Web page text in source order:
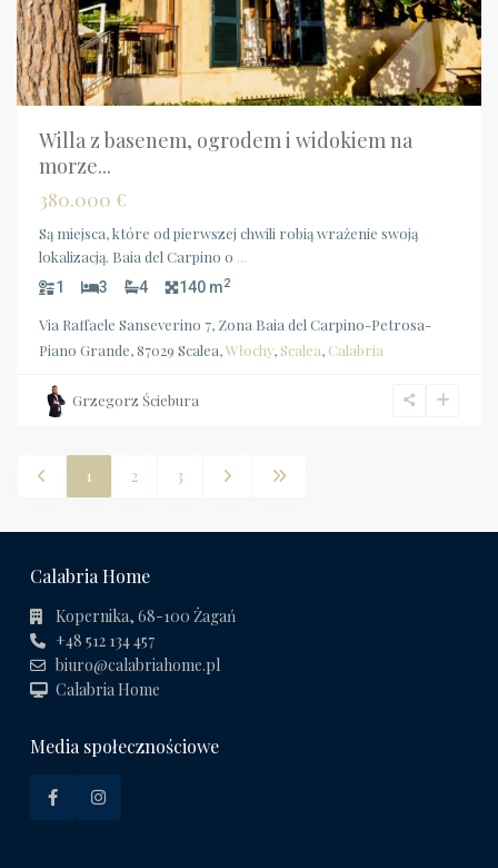
Willa z basenem, ogrodem i widokiem na
morze...
380.000 €
Są miejsca, które od pierwszej chwili robią wrażenie swoją
lokalizacją. Baia del Carpino o ...
1 3 4 140 m2
Via Raffaele Sanseverino 7, Zona Baia del Carpino-Petrosa-
Piano Grande, 87029 Scalea,Włochy, Scalea, Calabria
Grzegorz Ściebura
1 2 3
Calabria Home
Kopernika, 68-100 Żagań
+48 512 134 457
biuro@calabriahome.pl
Calabria Home
Media społecznościowe